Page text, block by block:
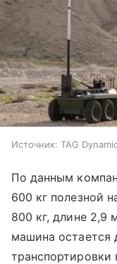
Источник: TAG
По данным
600 кг полезной
800 кг, длине 2,9
машина остается
транспортировки